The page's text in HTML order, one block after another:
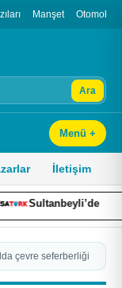
Manşet Otomobil
Ara
Menü +
İletişim
yapan otomobil
çevre seferberliği